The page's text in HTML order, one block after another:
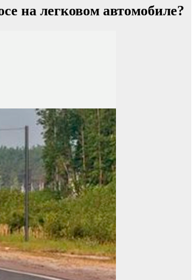
на легковом автомобиле?